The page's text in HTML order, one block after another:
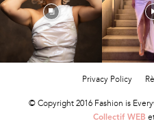
Privacy Policy
© Copyright 2016 Fashion is
Collectif WEB